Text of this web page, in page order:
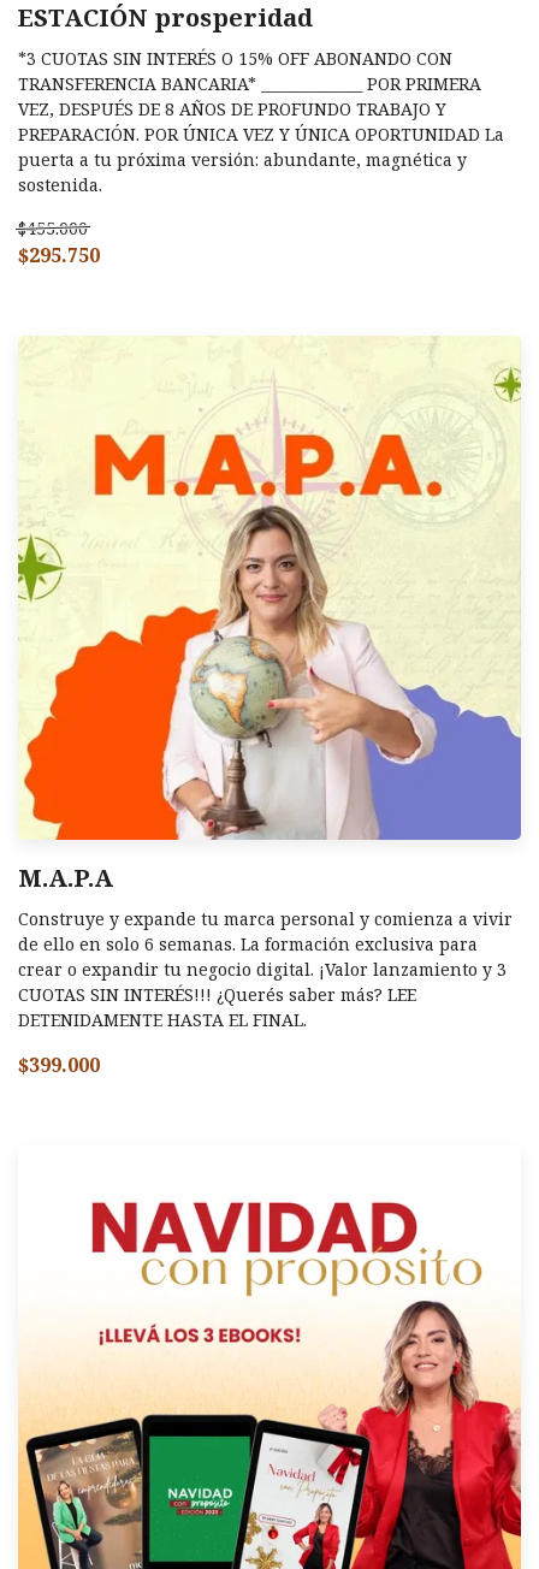
ESTACIÓN prosperidad
*3 CUOTAS SIN INTERÉS O 15% OFF ABONANDO CON
TRANSFERENCIA BANCARIA* ______________ POR PRIMERA
VEZ, DESPUÉS DE 8 AÑOS DE PROFUNDO TRABAJO Y
PREPARACIÓN. POR ÚNICA VEZ Y ÚNICA OPORTUNIDAD La
puerta a tu próxima versión: abundante, magnética y
sostenida.
$455.000
$295.750
M.A.P.A
Construye y expande tu marca personal y comienza a vivir
de ello en solo 6 semanas. La formación exclusiva para
crear o expandir tu negocio digital. ¡Valor lanzamiento y 3
CUOTAS SIN INTERÉS!!! ¿Querés saber más? LEE
DETENIDAMENTE HASTA EL FINAL.
$399.000